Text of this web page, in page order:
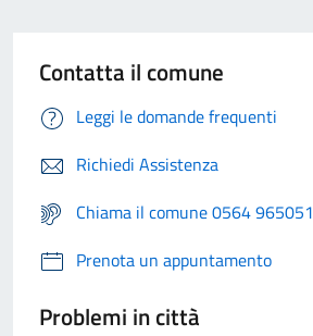
Contatta il comune
Leggi le domande frequenti
Richiedi Assistenza
Chiama il comune 0564 965051
Prenota un appuntamento
Problemi in città